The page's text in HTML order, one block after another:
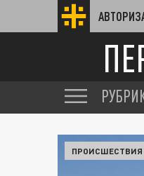
ПРОИСШЕСТВИЯ